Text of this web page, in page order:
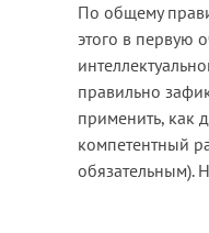
По общему
этого в первую
правильно
применить, как
компетентный
обязательным).